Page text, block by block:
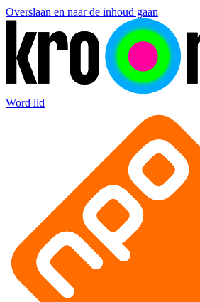
Overslaan en naar de inhoud gaan
Word lid